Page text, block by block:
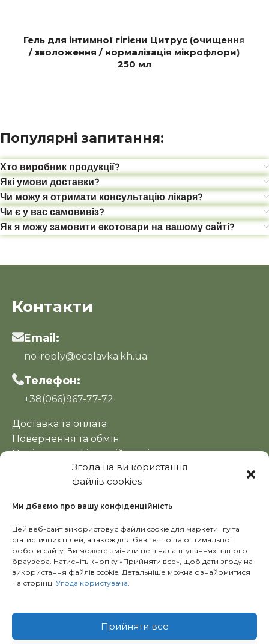
Згода на ви користання
файлів cookies
Ми дбаємо про вашу конфіденційність
Цей веб-сайт використовує файли cookie для маркетингу та
статистичних цілей, а також для безпечної та оптимальної
роботи сайту. Ви можете змінити це в налаштуваннях вашого
браузера. Натисніть кнопку «Прийняти все», щоб дати згоду на
використання файлів cookie. Детальніше можна ознайомитися
на сторінці Угода користувача.
Прийняти все
Гель для інтимної гігієни Цитрус (очищення
/ зволоження / нормалізація мікрофлори)
250 мл
Популярні запитання:
Хто виробник продукції?
Які умови доставки?
Чи можу я отримати консультацію лікаря?
Чи є у вас самовивіз?
Як я можу замовити екотовари на вашому сайті?
Контакти
Email:
no-reply@ecolavka.kh.ua
Телефон:
+38(066)967-77-72
Доставка та оплата
Повернення та обмін
Політика конфіденційності
Copyright © 2024 Ecolavka.kh.ua